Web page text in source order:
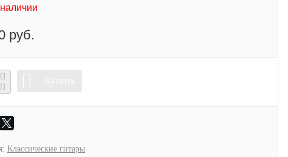
руб.
Классические гитары